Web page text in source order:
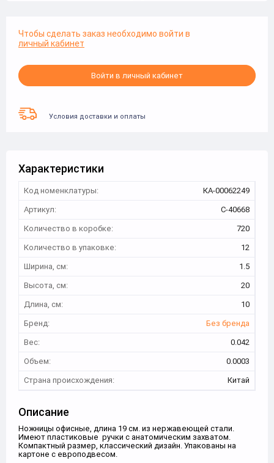
Чтобы сделать заказ необходимо войти в
личный кабинет
Войти в личный кабинет
Условия доставки и оплаты
Характеристики
Код номенклатуры:
КА-00062249
Артикул:
С-40668
Количество в коробке:
720
Количество в упаковке:
12
Ширина, см:
1.5
Высота, см:
20
Длина, см:
10
Бренд:
Без бренда
Вес:
0.042
Объем:
0.0003
Страна происхождения:
Китай
Описание
Ножницы офисные, длина 19 см. из нержавеющей стали.
Имеют пластиковые ручки с анатомическим захватом.
Компактный размер, классический дизайн. Упакованы на
картоне с европодвесом.